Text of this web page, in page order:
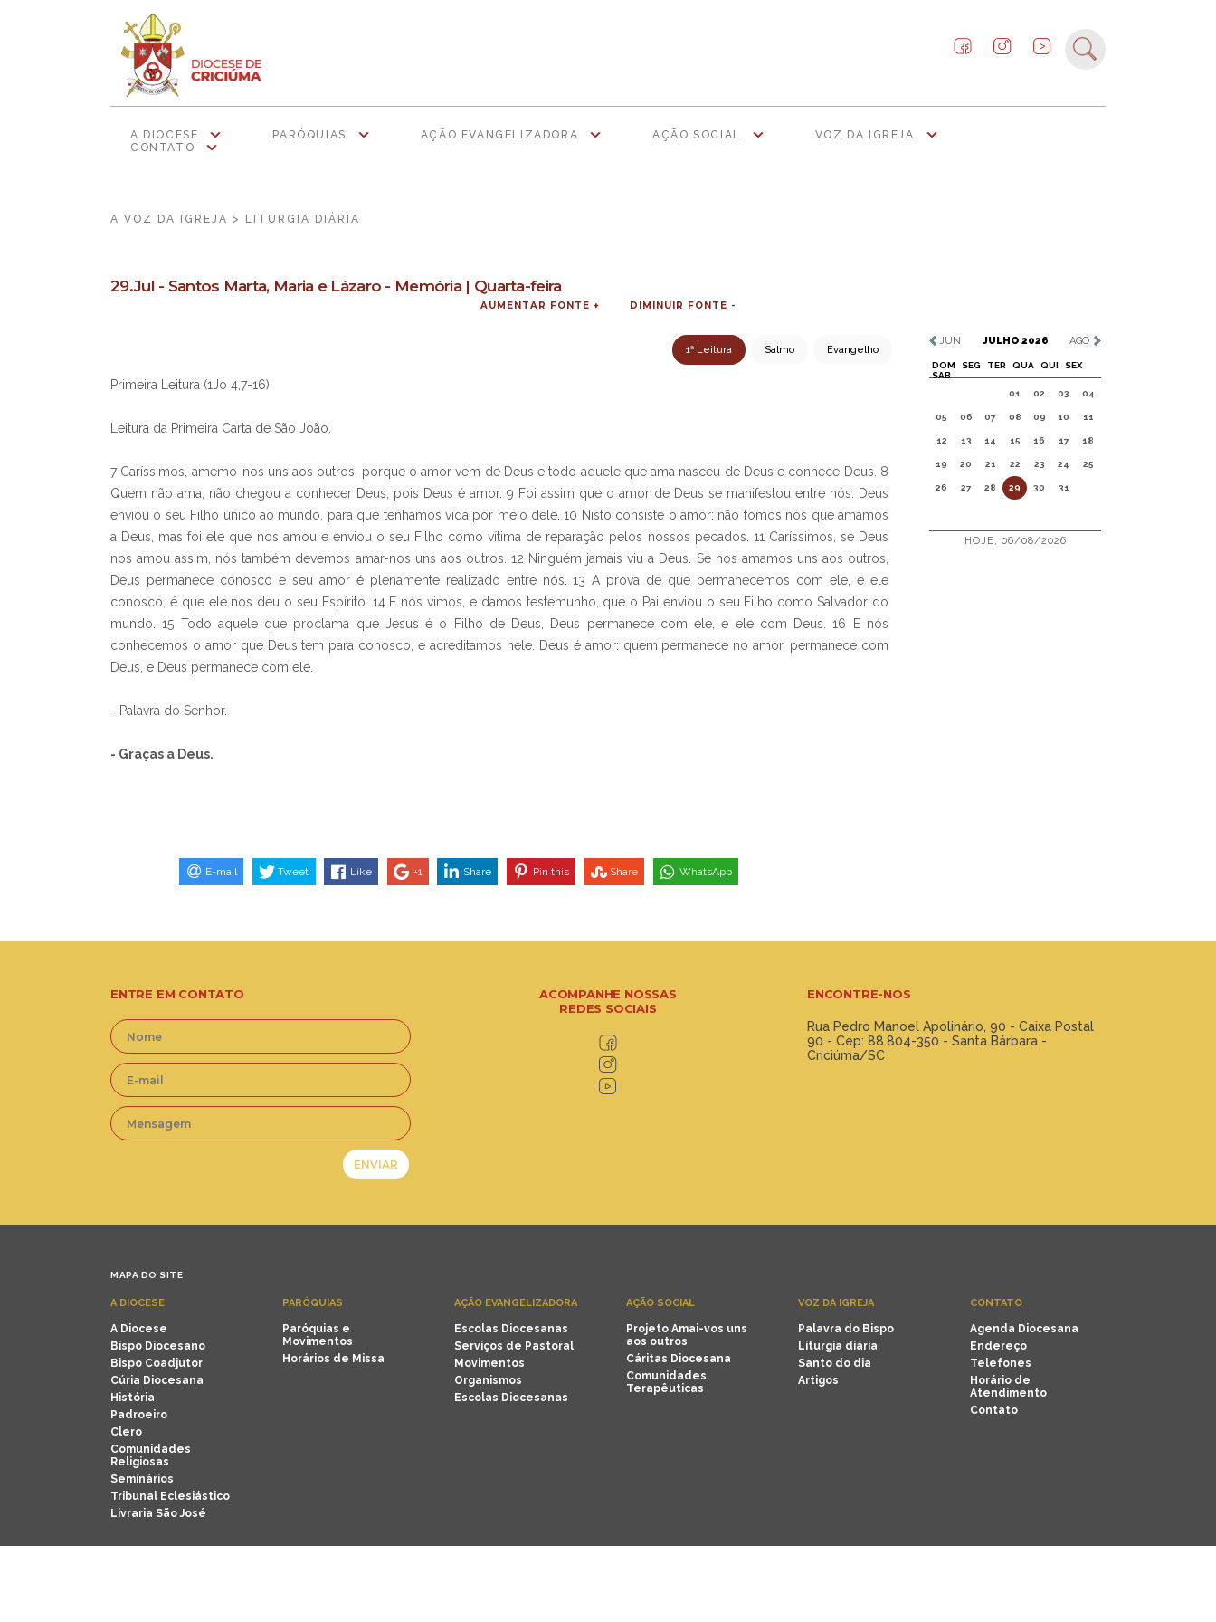
A DIOCESE PARÓQUIAS AÇÃO EVANGELIZADORA AÇÃO SOCIAL
VOZ DA IGREJA
CONTATO
A VOZ DA IGREJA > LITURGIA DIÁRIA
29.Jul - Santos Marta, Maria e Lázaro - Memória | Quarta-feira
AUMENTAR FONTE + DIMINUIR FONTE -
JUN JULHO 2026 AGO
DOM SEG TER QUA QUI
SEX
SAB
01
02 03 04
05 06 07 08 09 10 11
12 13 14 15 16 17 18
19 20 21 22 23 24 25
26 27 28 29 30 31
HOJE, 06/08/2026
1ª Leitura Salmo Evangelho
Primeira Leitura (1Jo 4,7-16)
Leitura da Primeira Carta de São João.
7 Caríssimos, amemo-nos uns aos outros, porque o amor vem de Deus e todo aquele que ama nasceu de Deus e conhece Deus. 8
Quem não ama, não chegou a conhecer Deus, pois Deus é amor. 9 Foi assim que o amor de Deus se manifestou entre nós: Deus
enviou o seu Filho único ao mundo, para que tenhamos vida por meio dele. 10 Nisto consiste o amor: não fomos nós que amamos
a Deus, mas foi ele que nos amou e enviou o seu Filho como vítima de reparação pelos nossos pecados. 11 Caríssimos, se Deus
nos amou assim, nós também devemos amar-nos uns aos outros. 12 Ninguém jamais viu a Deus. Se nos amamos uns aos outros,
Deus permanece conosco e seu amor é plenamente realizado entre nós. 13 A prova de que permanecemos com ele, e ele
conosco, é que ele nos deu o seu Espírito. 14 E nós vimos, e damos testemunho, que o Pai enviou o seu Filho como Salvador do
mundo. 15 Todo aquele que proclama que Jesus é o Filho de Deus, Deus permanece com ele, e ele com Deus. 16 E nós
conhecemos o amor que Deus tem para conosco, e acreditamos nele. Deus é amor: quem permanece no amor, permanece com
Deus, e Deus permanece com ele.
- Palavra do Senhor.
- Graças a Deus.
E-mail Tweet Like +1 Share Pin this Share WhatsApp
ENTRE EM CONTATO
ACOMPANHE NOSSAS
REDES SOCIAIS
ENCONTRE-NOS
Rua Pedro Manoel Apolinário, 90 - Caixa Postal
90 - Cep: 88.804-350 - Santa Bárbara -
Criciúma/SC
MAPA DO SITE
A DIOCESE
A Diocese
Bispo Diocesano
Bispo Coadjutor
Cúria Diocesana
História
Padroeiro
Clero
Comunidades
Religiosas
Seminários
Tribunal Eclesiástico
Livraria São José
PARÓQUIAS
Paróquias e
Movimentos
Horários de Missa
AÇÃO EVANGELIZADORA
Escolas Diocesanas
Serviços de Pastoral
Movimentos
Organismos
Escolas Diocesanas
AÇÃO SOCIAL
Projeto Amai-vos uns
aos outros
Cáritas Diocesana
Comunidades
Terapêuticas
VOZ DA IGREJA
Palavra do Bispo
Liturgia diária
Santo do dia
Artigos
CONTATO
Agenda Diocesana
Endereço
Telefones
Horário de
Atendimento
Contato